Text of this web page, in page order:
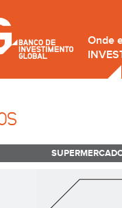
Onde